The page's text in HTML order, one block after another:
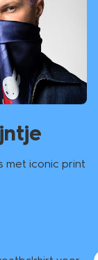
met iconic print